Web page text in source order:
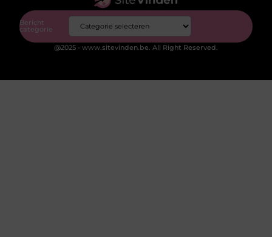
Bericht
categorie
@2025 - www.sitevinden.be. All Right Reserved.